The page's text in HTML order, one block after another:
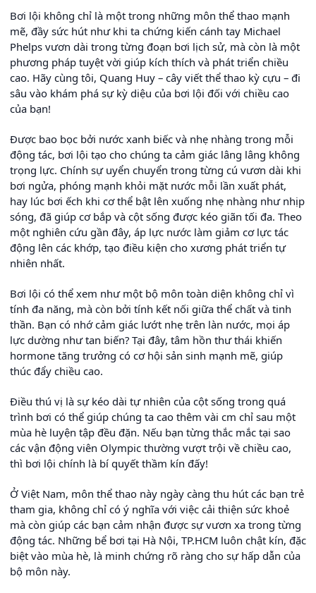
Bơi lội không chỉ là một trong những môn thể thao mạnh
mẽ, đầy sức hút như khi ta chứng kiến cánh tay Michael
Phelps vươn dài trong từng đoạn bơi lịch sử, mà còn là một
phương pháp tuyệt vời giúp kích thích và phát triển chiều
cao. Hãy cùng tôi, Quang Huy – cây viết thể thao kỳ cựu – đi
sâu vào khám phá sự kỳ diệu của bơi lội đối với chiều cao
của bạn!
Được bao bọc bởi nước xanh biếc và nhẹ nhàng trong mỗi
động tác, bơi lội tạo cho chúng ta cảm giác lâng lâng không
trọng lực. Chính sự uyển chuyển trong từng cú vươn dài khi
bơi ngửa, phóng mạnh khỏi mặt nước mỗi lần xuất phát,
hay lúc bơi ếch khi cơ thể bật lên xuống nhẹ nhàng như nhịp
sóng, đã giúp cơ bắp và cột sống được kéo giãn tối đa. Theo
một nghiên cứu gần đây, áp lực nước làm giảm cơ lực tác
động lên các khớp, tạo điều kiện cho xương phát triển tự
nhiên nhất.
Bơi lội có thể xem như một bộ môn toàn diện không chỉ vì
tính đa năng, mà còn bởi tính kết nối giữa thể chất và tinh
thần. Bạn có nhớ cảm giác lướt nhẹ trên làn nước, mọi áp
lực dường như tan biến? Tại đây, tâm hồn thư thái khiến
hormone tăng trưởng có cơ hội sản sinh mạnh mẽ, giúp
thúc đẩy chiều cao.
Điều thú vị là sự kéo dài tự nhiên của cột sống trong quá
trình bơi có thể giúp chúng ta cao thêm vài cm chỉ sau một
mùa hè luyện tập đều đặn. Nếu bạn từng thắc mắc tại sao
các vận động viên Olympic thường vượt trội về chiều cao,
thì bơi lội chính là bí quyết thầm kín đấy!
Ở Việt Nam, môn thể thao này ngày càng thu hút các bạn trẻ
tham gia, không chỉ có ý nghĩa với việc cải thiện sức khoẻ
mà còn giúp các bạn cảm nhận được sự vươn xa trong từng
động tác. Những bể bơi tại Hà Nội, TP.HCM luôn chật kín, đặc
biệt vào mùa hè, là minh chứng rõ ràng cho sự hấp dẫn của
bộ môn này.